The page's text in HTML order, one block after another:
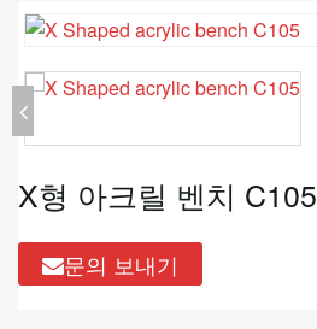
X형 아크릴 벤치 C105
문의 보내기